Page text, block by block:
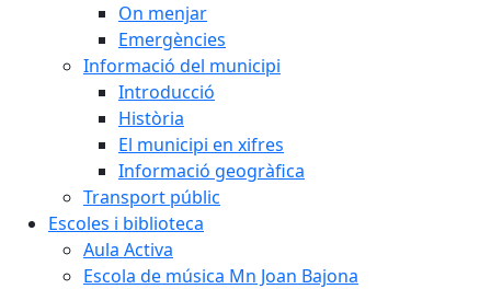
On menjar
Emergències
Informació del municipi
Introducció
Història
El municipi en xifres
Informació geogràfica
Transport públic
Escoles i biblioteca
Aula Activa
Escola de música Mn Joan Bajona